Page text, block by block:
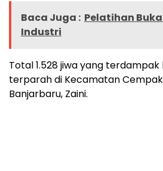
Baca Juga : Pelatihan
Industri
Total 1.528 jiwa yang terdampak
terparah di Kecamatan
Banjarbaru, Zaini.